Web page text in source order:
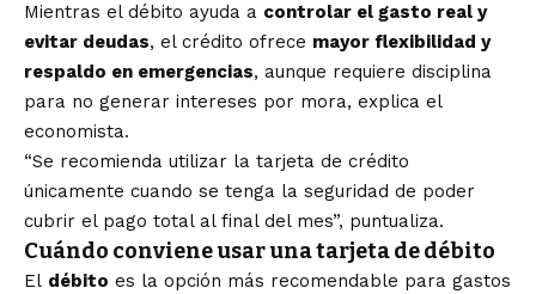
Mientras el débito ayuda a controlar el gasto real y
evitar deudas, el crédito ofrece mayor flexibilidad y
respaldo en emergencias, aunque requiere disciplina
para no generar intereses por mora, explica el
economista.
“Se recomienda utilizar la tarjeta de crédito
únicamente cuando se tenga la seguridad de poder
cubrir el pago total al final del mes”, puntualiza.
Cuándo conviene usar una tarjeta de débito
El débito es la opción más recomendable para gastos